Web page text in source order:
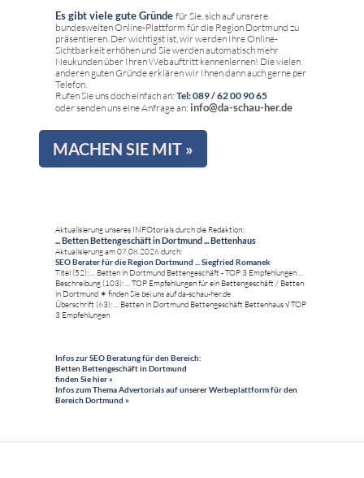
Es gibt viele gute Gründe für Sie, sich auf unsrere
bundesweiten Online-Plattform für die Region Dortmund zu
präsentieren. Der wichtigst ist, wir werden Ihre Online-
Sichtbarkeit erhöhen und Sie werden automatisch mehr
Neukunden über Ihren Webauftritt kennenlernen! Die vielen
anderen guten Gründe erklären wir Ihnen dann auch gerne per
Telefon.
Rufen Sie uns doch einfach an: Tel: 089 / 62 00 90 65
oder senden uns eine Anfrage an: info@da-schau-her.de
MACHEN SIE MIT »
Aktualisierung unseres INFOtorials durch die Redaktion:
... Betten Bettengeschäft in Dortmund ... Bettenhaus
Aktualisierung am 07.08.2026 durch:
SEO Berater für die Region Dortmund ... Siegfried Romanek
Titel (52): ... Betten in Dortmund Bettengeschäft - TOP 3 Empfehlungen ...
Beschreibung (103): ... TOP Empfehlungen für ein Bettengeschäft / Betten
in Dortmund ✶ finden Sie bei uns auf da-schau-her.de
Überschrift (63): ... Betten in Dortmund Bettengeschäft Bettenhaus √ TOP
3 Empfehlungen
Infos zur SEO Beratung für den Bereich:
Betten Bettengeschäft in Dortmund
finden Sie hier »
Infos zum Thema Advertorials auf unserer Werbeplattform für den
Bereich Dortmund »